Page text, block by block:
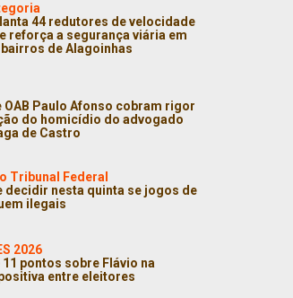
44 redutores de velocidade
reforça a segurança viária em
de Alagoinhas
OAB Paulo Afonso cobram rigor
do homicídio do advogado
de Castro
Tribunal Federal
decidir nesta quinta se jogos de
ilegais
2026
11 pontos sobre Flávio na
entre eleitores